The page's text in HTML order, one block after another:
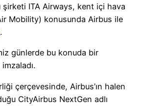
şirketi ITA Airways, kent içi hava
Mobility) konusunda Airbus ile
.
günlerde bu konuda bir
çerçevesinde, Airbus’ın halen
CityAirbus NextGen adlı